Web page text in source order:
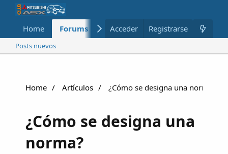
Home Forums Nuevo Miembros
Acceder Registrarse
Posts nuevos
Home Artículos ¿Cómo se designa una norma?
¿Cómo se designa una
norma?